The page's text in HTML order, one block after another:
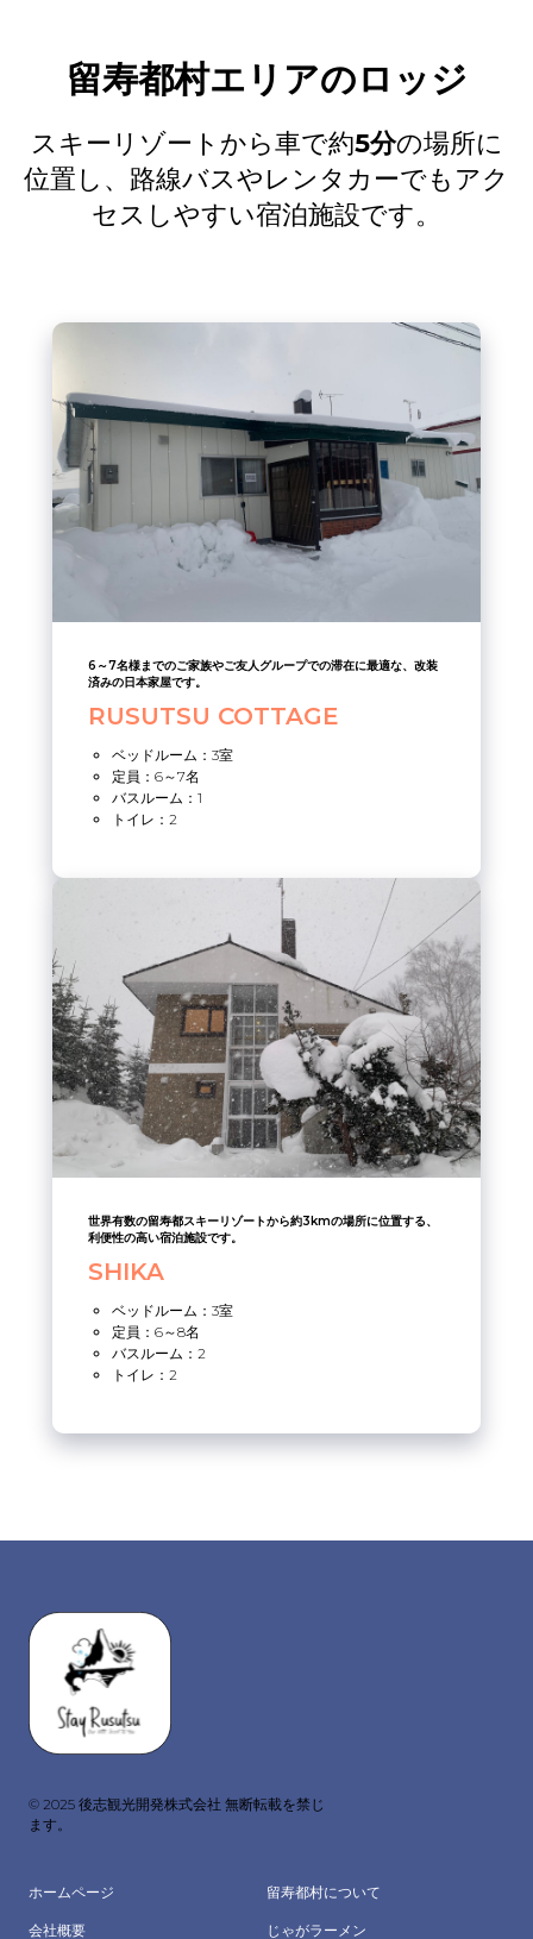
留寿都村エリアのロッジ
スキーリゾートから車で約5分の場所に
位置し、路線バスやレンタカーでもアク
セスしやすい宿泊施設です。
6～7名様までのご家族やご友人グループでの滞在に最適な、改装
済みの日本家屋です。
RUSUTSU COTTAGE
ベッドルーム：3室
定員：6～7名
バスルーム：1
トイレ：2
世界有数の留寿都スキーリゾートから約3kmの場所に位置する、
利便性の高い宿泊施設です。
SHIKA
ベッドルーム：3室
定員：6～8名
バスルーム：2
トイレ：2
© 2025 後志観光開発株式会社 無断転載を禁じ
ます。
ホームページ
会社概要
留寿都村について
じゃがラーメン